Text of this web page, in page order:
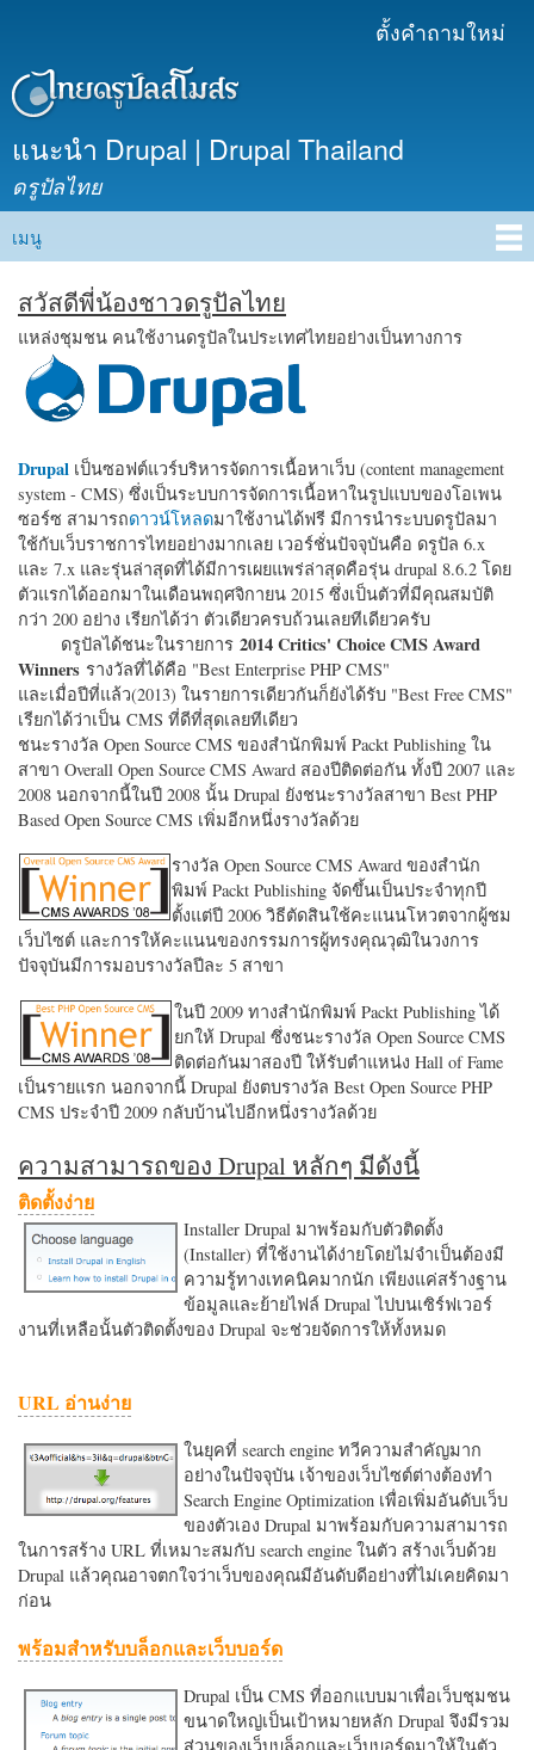
เนื้อหา
ตั้งคำถามใหม่
แนะนำ Drupal | Drupal Thailand
ดรูปัลไทย
Main menu
เมนู
สวัสดีพี่น้องชาวดรูปัลไทย
แหล่งชุมชน คนใช้งานดรูปัลในประเทศไทยอย่างเป็นทางการ
Drupal เป็นซอฟต์แวร์บริหารจัดการเนื้อหาเว็บ (content management
system - CMS) ซึ่งเป็นระบบการจัดการเนื้อหาในรูปแบบของโอเพน
ซอร์ซ สามารถดาวน์โหลดมาใช้งานได้ฟรี มีการนำระบบดรูปัลมา
ใช้กับเว็บราชการไทยอย่างมากเลย เวอร์ชั่นปัจจุบันคือ ดรูปัล 6.x
และ 7.x และรุ่นล่าสุดที่ได้มีการเผยแพร่ล่าสุดคือรุ่น drupal 8.6.2 โดย
ตัวแรกได้ออกมาในเดือนพฤศจิกายน 2015 ซึ่งเป็นตัวที่มีคุณสมบัติ
กว่า 200 อย่าง เรียกได้ว่า ตัวเดียวครบถ้วนเลยทีเดียวครับ
ดรูปัลได้ชนะในรายการ 2014 Critics' Choice CMS Award
Winners รางวัลที่ได้คือ "Best Enterprise PHP CMS"
และเมื่อปีที่แล้ว(2013) ในรายการเดียวกันก็ยังได้รับ "Best Free CMS"
เรียกได้ว่าเป็น CMS ที่ดีที่สุดเลยทีเดียว
ชนะรางวัล Open Source CMS ของสำนักพิมพ์ Packt Publishing ใน
สาขา Overall Open Source CMS Award สองปีติดต่อกัน ทั้งปี 2007 และ
2008 นอกจากนี้ในปี 2008 นั้น Drupal ยังชนะรางวัลสาขา Best PHP
Based Open Source CMS เพิ่มอีกหนึ่งรางวัลด้วย
รางวัล Open Source CMS Award ของสำนัก
พิมพ์ Packt Publishing จัดขึ้นเป็นประจำทุกปี
ตั้งแต่ปี 2006 วิธีตัดสินใช้คะแนนโหวตจากผู้ชม
เว็บไซต์ และการให้คะแนนของกรรมการผู้ทรงคุณวุฒิในวงการ
ปัจจุบันมีการมอบรางวัลปีละ 5 สาขา
ในปี 2009 ทางสำนักพิมพ์ Packt Publishing ได้
ยกให้ Drupal ซึ่งชนะรางวัล Open Source CMS
ติดต่อกันมาสองปี ให้รับตำแหน่ง Hall of Fame
เป็นรายแรก นอกจากนี้ Drupal ยังตบรางวัล Best Open Source PHP
CMS ประจำปี 2009 กลับบ้านไปอีกหนึ่งรางวัลด้วย
ความสามารถของ Drupal หลักๆ มีดังนี้
ติดตั้งง่าย
Installer Drupal มาพร้อมกับตัวติดตั้ง
(Installer) ที่ใช้งานได้ง่ายโดยไม่จำเป็นต้องมี
ความรู้ทางเทคนิคมากนัก เพียงแค่สร้างฐาน
ข้อมูลและย้ายไฟล์ Drupal ไปบนเซิร์ฟเวอร์
งานที่เหลือนั้นตัวติดตั้งของ Drupal จะช่วยจัดการให้ทั้งหมด
URL อ่านง่าย
ในยุคที่ search engine ทวีความสำคัญมาก
อย่างในปัจจุบัน เจ้าของเว็บไซต์ต่างต้องทำ
Search Engine Optimization เพื่อเพิ่มอันดับเว็บ
ของตัวเอง Drupal มาพร้อมกับความสามารถ
ในการสร้าง URL ที่เหมาะสมกับ search engine ในตัว สร้างเว็บด้วย
Drupal แล้วคุณอาจตกใจว่าเว็บของคุณมีอันดับดีอย่างที่ไม่เคยคิดมา
ก่อน
พร้อมสำหรับบล็อกและเว็บบอร์ด
Drupal เป็น CMS ที่ออกแบบมาเพื่อเว็บชุมชน
ขนาดใหญ่เป็นเป้าหมายหลัก Drupal จึงมีรวม